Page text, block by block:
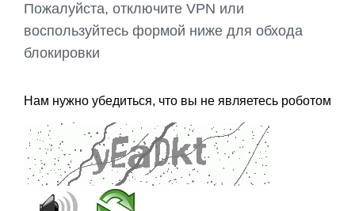
Пожалуйста, отключите VPN или
воспользуйтесь формой ниже для обхода
блокировки
Нам нужно убедиться, что вы не являетесь роботом